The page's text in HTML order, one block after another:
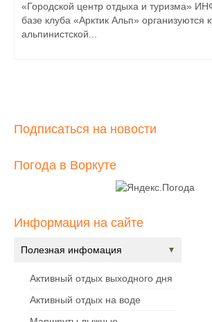
«Городской центр отдыха и туризма»
базе клуба «Арктик Альп» организуются
альпинистской...
Подписаться на новости
Погода в Воркуте
Информация на сайте
Полезная инфомация
Активный отдых выходного дня
Активный отдых на воде